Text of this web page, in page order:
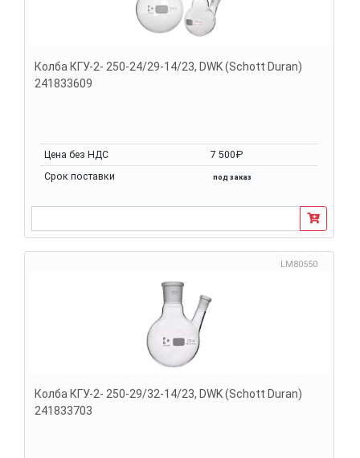
Колба КГУ-2- 250-24/29-14/23, DWK (Schott Duran)
241833609
Цена без НДС
7 500₽
Срок поставки
под заказ
LM80550
Колба КГУ-2- 250-29/32-14/23, DWK (Schott Duran)
241833703